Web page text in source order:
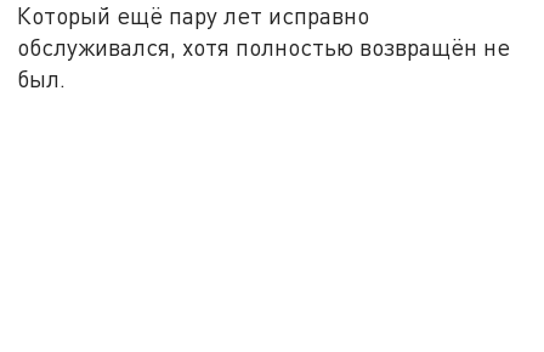
Который ещё пару лет исправно
обслуживался, хотя полностью возвращён не
был.